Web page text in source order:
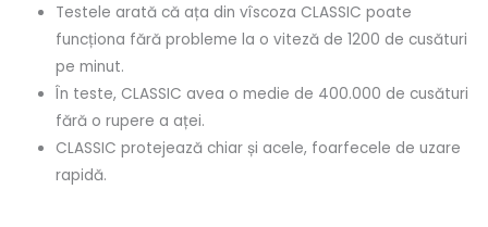
Testele arată că ața din vîscoza CLASSIC poate
funcționa fără probleme la o viteză de 1200 de cusături
pe minut.
În teste, CLASSIC avea o medie de 400.000 de cusături
fără o rupere a aței.
CLASSIC protejează chiar și acele, foarfecele de uzare
rapidă.